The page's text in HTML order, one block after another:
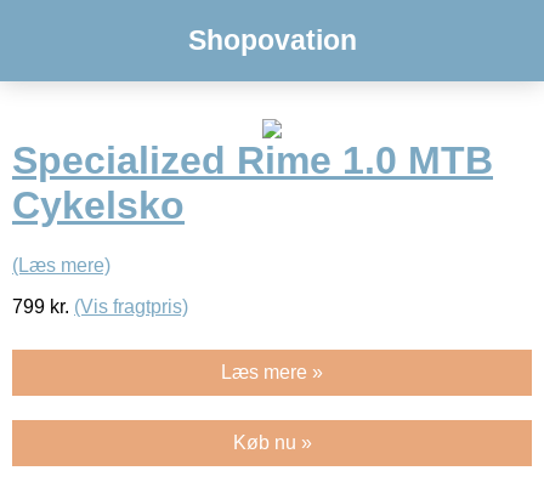
Shopovation
Specialized Rime 1.0 MTB
Cykelsko
(Læs mere)
799 kr. (Vis fragtpris)
Læs mere »
Køb nu »